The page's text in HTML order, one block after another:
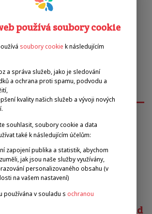
sportovní, z.s.
Pavel Zbožínek
sportovni.cz
+420 602 720 518
Behindertensportverband
používá soubory cookie
soubory cookie k následujícím
a správa služeb, jako je sledování
a ochrana proti spamu, podvodu a
kvality našich služeb a vývoji nových
souhlasit, soubory cookie a data
také k následujícím účelům:
zapojení publika a statistik, abychom
jak jsou naše služby využívány,
personalizovaného obsahu (v
na vašem nastavení)
používána v souladu s ochranou